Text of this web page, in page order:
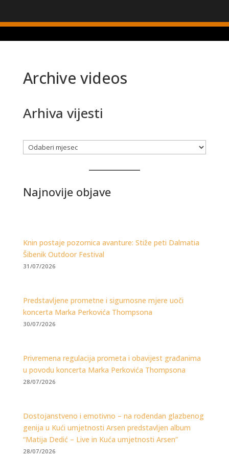
Archive videos
Arhiva vijesti
Arhiva
Najnovije objave
Knin postaje pozornica avanture: Stiže peti Dalmatia
Šibenik Outdoor Festival
31/07/2026
Predstavljene prometne i sigurnosne mjere uoči
koncerta Marka Perkovića Thompsona
30/07/2026
Privremena regulacija prometa i obavijest građanima
u povodu koncerta Marka Perkovića Thompsona
28/07/2026
Dostojanstveno i emotivno – na rođendan glazbenog
genija u Kući umjetnosti Arsen predstavljen album
“Matija Dedić – Live in Kuća umjetnosti Arsen”
28/07/2026